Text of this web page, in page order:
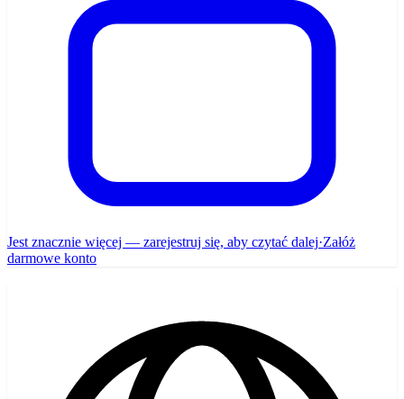
Jest znacznie więcej — zarejestruj się, aby czytać dalej·Załóż
darmowe konto